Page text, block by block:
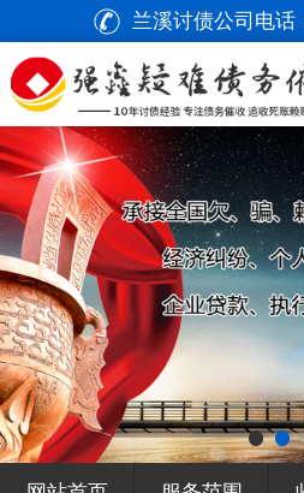
兰溪讨债公司电话